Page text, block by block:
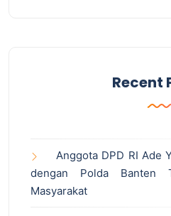
Recent
Anggota DPD RI Ade
dengan Polda Banten
Masyarakat